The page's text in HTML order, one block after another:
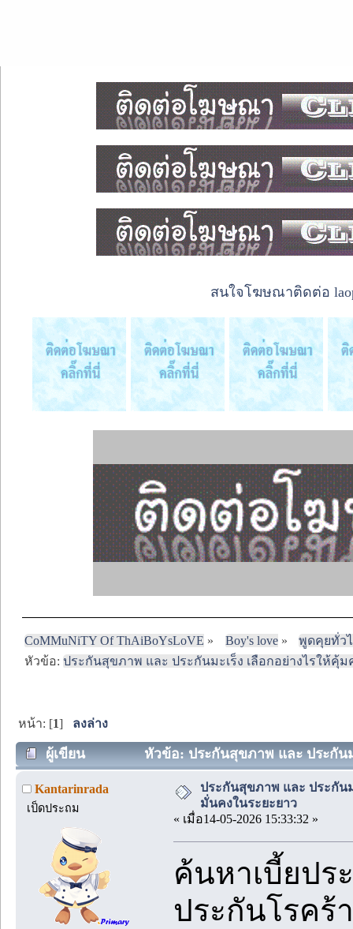
สนใจโฆษณาติดต่อ
CoMMuNiTY Of ThAiBoYsLoVE » Boy's love»
พูดคุยทั่ว
หัวข้อ:ประกันสุขภาพ และ ประกันมะเร็ง เลือกอย่างไรให้คุ้
หน้า: [1] ลงล่าง
ผู้เขียน หัวข้อ: ประกันสุขภาพ และ ประกัน
Kantarinrada
เป็ดประถม
ประกันสุขภาพ และ ประกัน
มั่นคงในระยะยาว
« เมื่อ14-05-2026 15:33:32 »
ค้นหาเบี้ยป
ประกันโรคร้